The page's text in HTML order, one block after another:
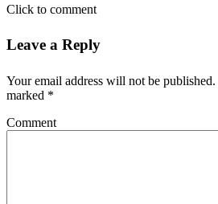
Click to comment
Leave a Reply
Your email address will not be published.
marked *
Comment